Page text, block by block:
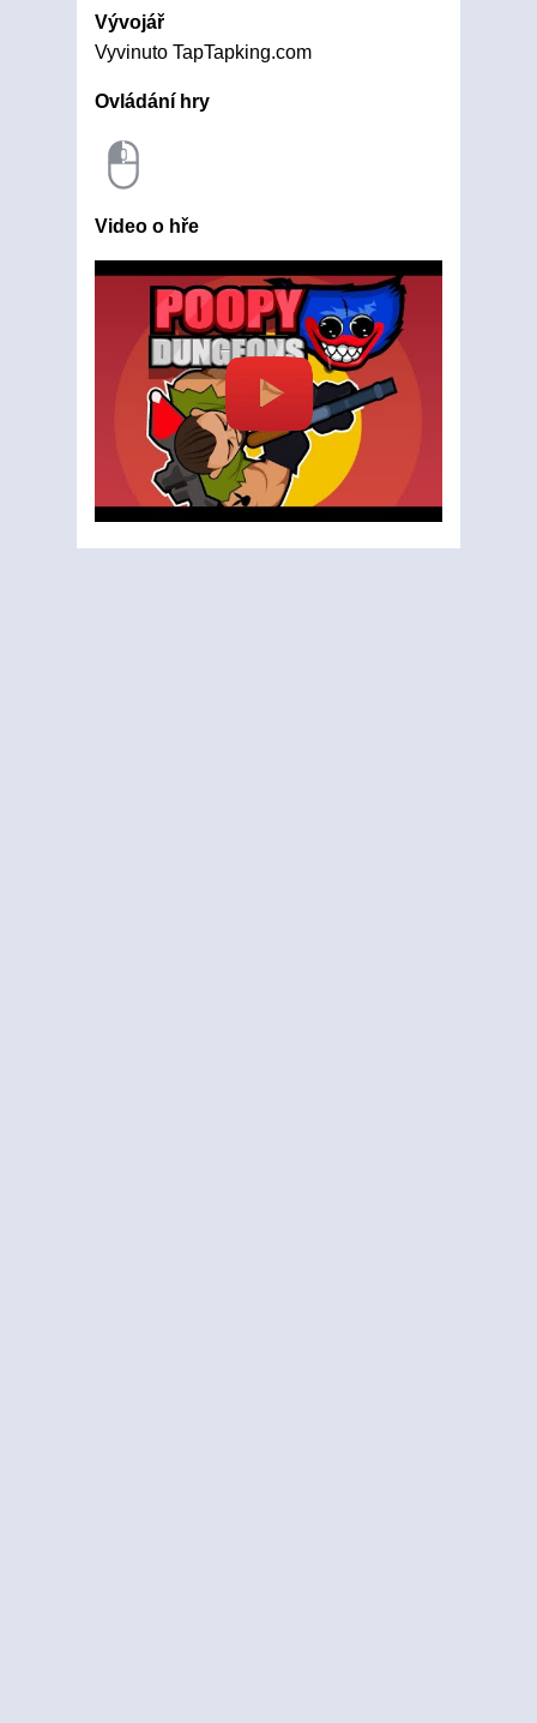
Vývojář
Vyvinuto TapTapking.com
Ovládání hry
Video o hře